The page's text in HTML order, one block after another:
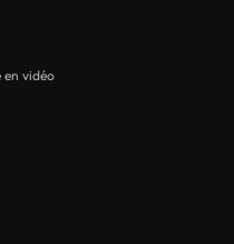
en vidéo